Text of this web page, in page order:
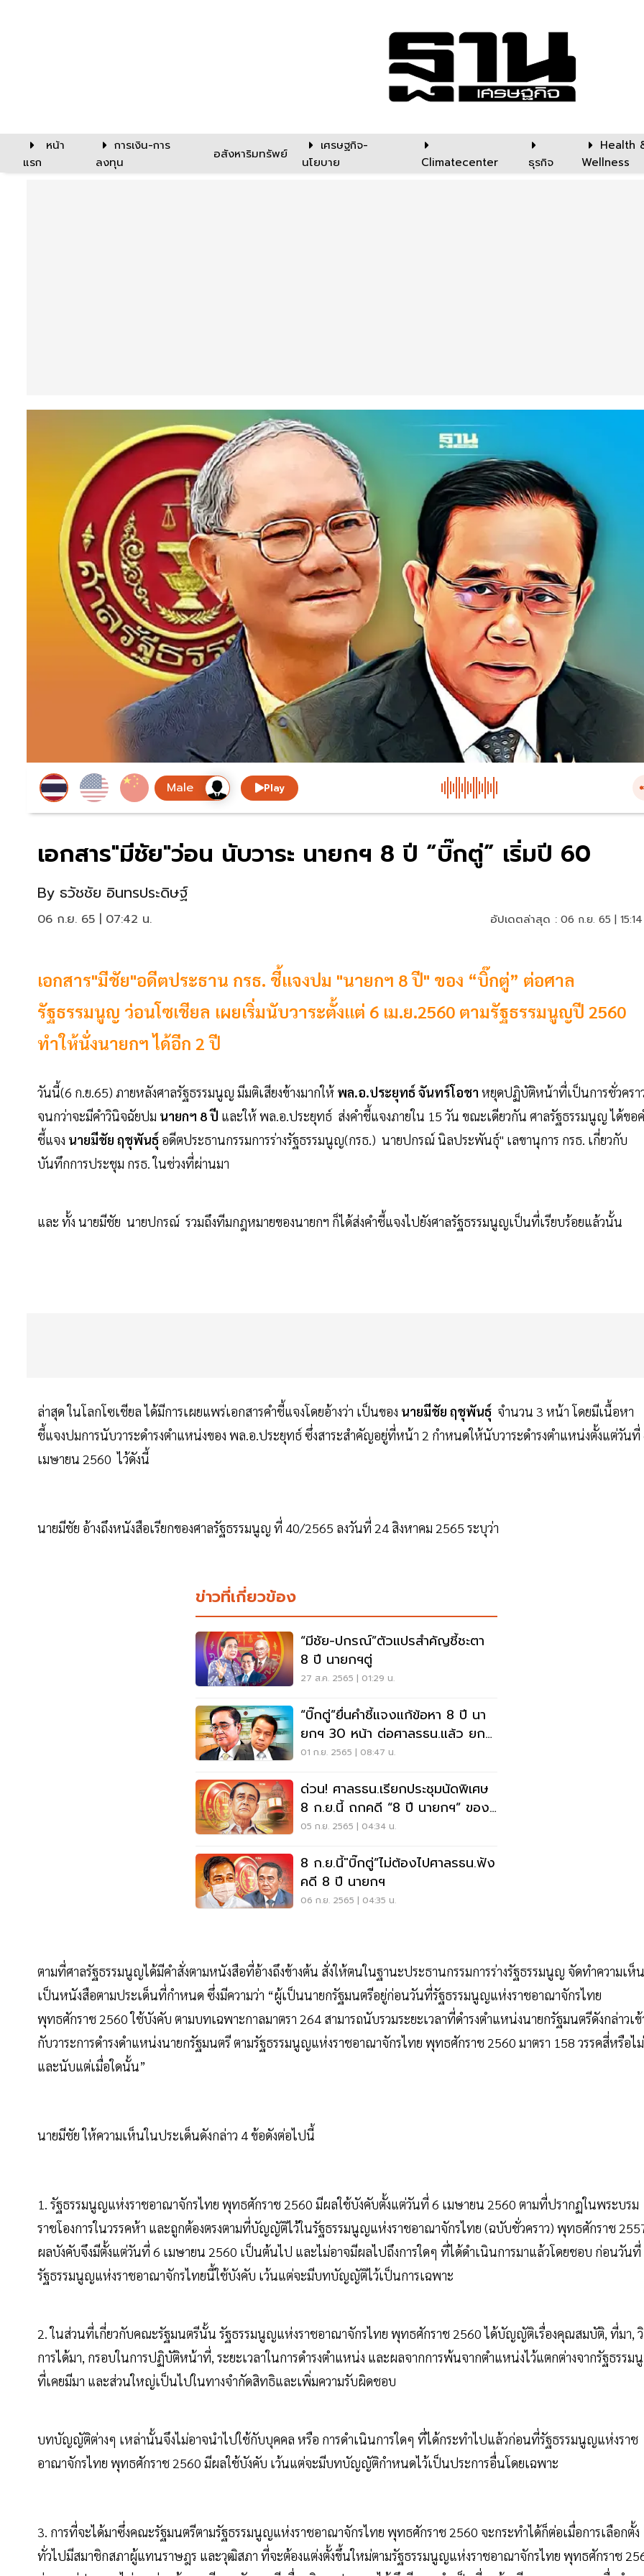
หน้า
แรก
การเงิน-การ
ลงทุน
อสังหาริมทรัพย์
เศรษฐกิจ-
นโยบาย
Climatecenter ธุรกิจ
Health
Wellness
Play
เอกสาร"มีชัย"ว่อน นับวาระ นายกฯ 8 ปี “บิ๊กตู่” เริ่มปี 60
By ธวัชชัย อินทรประดิษฐ์
06 ก.ย. 65 | 07:42 น. อัปเดตล่าสุด : 06 ก.ย. 65 |
เอกสาร"มีชัย"อดีตประธาน กรธ. ชี้แจงปม "นายกฯ 8 ปี" ของ “บิ๊กตู่” ต่อศาล
รัฐธรรมนูญ ว่อนโซเชียล เผยเริ่มนับวาระตั้งแต่ 6 เม.ย.2560 ตามรัฐธรรมนูญปี 2560
ทำให้นั่งนายกฯ ได้อีก 2 ปี
วันนี้(6 ก.ย.65) ภายหลังศาลรัฐธรรมนูญ มีมติเสียงข้างมากให้ พล.อ.ประยุทธ์ จันทร์โอชา หยุดปฏิบัติหน้าที่เป็นการชั่วครา
จนกว่าจะมีคำวินิจฉัยปม นายกฯ 8 ปี และให้ พล.อ.ประยุทธ์ ส่งคำชี้แจงภายใน 15 วัน ขณะเดียวกัน ศาลรัฐธรรมนูญ ได้ขอ
ชี้แจง นายมีชัย ฤชุพันธุ์ อดีตประธานกรรมการร่างรัฐธรรมนูญ(กรธ.) นายปกรณ์ นิลประพันธุ์" เลขานุการ กรธ. เกี่ยวกับ
บันทึกการประชุม กรธ. ในช่วงที่ผ่านมา
และ ทั้ง นายมีชัย นายปกรณ์ รวมถึงทีมกฎหมายของนายกฯ ก็ได้ส่งคำชี้แจงไปยังศาลรัฐธรรมนูญเป็นที่เรียบร้อยแล้วนั้น
ล่าสุด ในโลกโซเชียล ได้มีการเผยแพร่เอกสารคำชี้แจงโดยอ้างว่า เป็นของ นายมีชัย ฤชุพันธุ์ จำนวน 3 หน้า โดยมีเนื้อหา
ชี้แจงปมการนับวาระดำรงตำแหน่งของ พล.อ.ประยุทธ์ ซึ่งสาระสำคัญอยู่ที่หน้า 2 กำหนดให้นับวาระดำรงตำแหน่งตั้งแต่วันที่
เมษายน 2560 ไว้ดังนี้
นายมีชัย อ้างถึงหนังสือเรียกของศาลรัฐธรรมนูญ ที่ 40/2565 ลงวันที่ 24 สิงหาคม 2565 ระบุว่า
ข่าวที่เกี่ยวข้อง
“มีชัย-ปกรณ์”ตัวแปรสำคัญชี้ชะตา
8 ปี นายกฯตู่
27 ส.ค. 2565 | 01:29 น.
“บิ๊กตู่”ยื่นคำชี้แจงแก้ข้อหา 8 ปี นา
ยกฯ 30 หน้า ต่อศาลรธน.แล้ว ยก
ข้อก.ม.สู้
01 ก.ย. 2565 | 08:47 น.
ด่วน! ศาลรธน.เรียกประชุมนัดพิเศษ
8 ก.ย.นี้ ถกคดี “8 ปี นายกฯ” ของ
“บิ๊กตู่”
05 ก.ย. 2565 | 04:34 น.
8 ก.ย.นี้"บิ๊กตู่”ไม่ต้องไปศาลรธน.ฟัง
คดี 8 ปี นายกฯ
06 ก.ย. 2565 | 04:35 น.
ตามที่ศาลรัฐธรรมนูญได้มีคำสั่งตามหนังสือที่อ้างถึงข้างต้น สั่งให้ตนในฐานะประธานกรรมการร่างรัฐธรรมนูญ จัดทำความเห็น
เป็นหนังสือตามประเด็นที่กำหนด ซึ่งมีความว่า “ผู้เป็นนายกรัฐมนตรีอยู่ก่อนวันที่รัฐธรรมนูญแห่งราชอาณาจักรไทย
พุทธศักราช 2560 ใช้บังคับ ตามบทเฉพาะกาลมาตรา 264 สามารถนับรวมระยะเวลาที่ดำรงตำแหน่งนายกรัฐมนตรีดังกล่าวเข้
กับวาระการดำรงดำแหน่งนายกรัฐมนตรี ตามรัฐธรรมนูญแห่งราชอาณาจักรไทย พุทธศักราช 2560 มาตรา 158 วรรคสี่หรือไม่
และนับแต่เมื่อใดนั้น”
นายมีชัย ให้ความเห็นในประเด็นดังกล่าว 4 ข้อดังต่อไปนี้
1. รัฐธรรมนูญแห่งราชอาณาจักรไทย พุทธศักราช 2560 มีผลใช้บังคับตั้งแต่วันที่ 6 เมษายน 2560 ตามที่ปรากฏในพระบรม
ราชโองการในวรรคห้า และถูกต้องตรงตามที่บัญญัติไว้ในรัฐธรรมนูญแห่งราชอาณาจักรไทย (ฉบับชั่วคราว) พุทธศักราช
ผลบังคับจึงมีตั้งแต่วันที่ 6 เมษายน 2560 เป็นต้นไป และไม่อาจมีผลไปถึงการใดๆ ที่ได้ดำเนินการมาแล้วโดยชอบ ก่อนวันที่
รัฐธรรมนูญแห่งราชอาณาจักรไทยนี้ใช้บังคับ เว้นแต่จะมีบทบัญญัติไว้เป็นการเฉพาะ
2. ในส่วนที่เกี่ยวกับคณะรัฐมนตรีนั้น รัฐธรรมนูญแห่งราชอาณาจักรไทย พุทธศักราช 2560 ได้บัญญัติเรื่องคุณสมบัติ, ที่มา,
การได้มา, กรอบในการปฏิบัติหน้าที่, ระยะเวลาในการดำรงตำแหน่ง และผลจากการพ้นจากตำแหน่งไว้แตกต่างจากรัฐธรรม
ที่เคยมีมา และส่วนใหญ่เป็นไปในทางจำกัดสิทธิและเพิ่มความรับผิดชอบ
บทบัญญัติต่างๆ เหล่านั้นจึงไม่อาจนำไปใช้กับบุคคล หรือ การดำเนินการใดๆ ที่ได้กระทำไปแล้วก่อนที่รัฐธรรมนูญแห่งราช
อาณาจักรไทย พุทธศักราช 2560 มีผลใช้บังคับ เว้นแต่จะมีบทบัญญัติกำหนดไว้เป็นประการอื่นโดยเฉพาะ
3. การที่จะได้มาซึ่งคณะรัฐมนตรีตามรัฐธรรมนูญแห่งราชอาณาจักรไทย พุทธศักราช 2560 จะกระทำได้ก็ต่อเมื่อการเลือกตั้ง
ทั่วไปมีสมาชิกสภาผู้แทนราษฎร และวุฒิสภา ที่จะต้องแต่งตั้งขึ้นใหม่ตามรัฐธรรมนูญแห่งราชอาณาจักรไทย พุทธศักราช